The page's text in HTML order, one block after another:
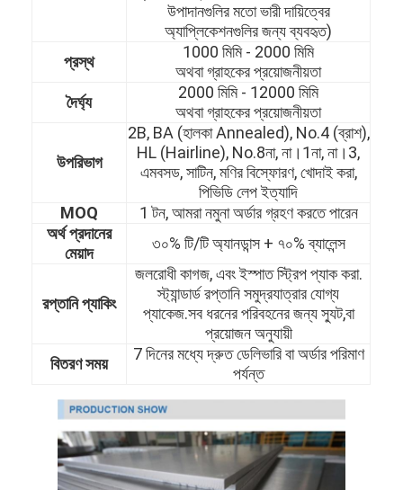
ভিডিও
উপাদানগুলির মতো ভারী দায়িত্বের
অ্যাপ্লিকেশনগুলির জন্য ব্যবহৃত)
প্রস্থ
1000 মিমি - 2000 মিমি
অথবা গ্রাহকের প্রয়োজনীয়তা
দৈর্ঘ্য
2000 মিমি - 12000 মিমি
অথবা গ্রাহকের প্রয়োজনীয়তা
উপরিভাগ
2B, BA (হালকা Annealed), No.4 (ব্রাশ),
HL (Hairline), No.8না, না।1না, না।3,
এমবসড, সাটিন, মণির বিস্ফোরণ, খোদাই করা,
পিভিডি লেপ ইত্যাদি
MOQ
1 টন, আমরা নমুনা অর্ডার গ্রহণ করতে পারেন
অর্থ প্রদানের
মেয়াদ
৩০% টি/টি অ্যানডান্স + ৭০% ব্যালেন্স
রপ্তানি প্যাকিং
জলরোধী কাগজ, এবং ইস্পাত স্ট্রিপ প্যাক করা.
স্ট্যান্ডার্ড রপ্তানি সমুদ্রযাত্রার যোগ্য
প্যাকেজ.সব ধরনের পরিবহনের জন্য স্যুট,বা
প্রয়োজন অনুযায়ী
বিতরণ সময়
7 দিনের মধ্যে দ্রুত ডেলিভারি বা অর্ডার পরিমাণ
পর্যন্ত